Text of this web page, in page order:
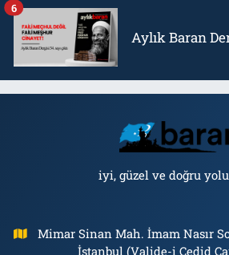
Aylık Baran
6
iyi, güzel ve doğru
Mimar Sinan Mah. İmam Nasır
İstanbul (Valide-i Cedid